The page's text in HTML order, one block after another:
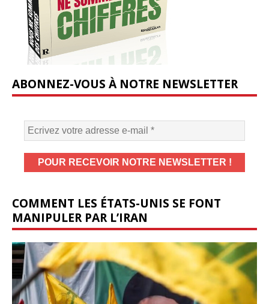
ABONNEZ-VOUS À NOTRE NEWSLETTER
COMMENT LES ÉTATS-UNIS SE FONT
MANIPULER PAR L’IRAN